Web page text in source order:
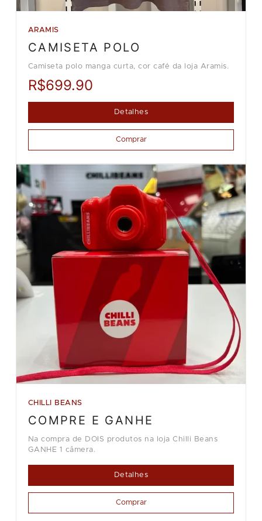
ARAMIS
CAMISETA POLO
Camiseta polo manga curta, cor café da loja Aramis.
R$699.90
Detalhes
Comprar
CHILLI BEANS
COMPRE E GANHE
Na compra de DOIS produtos na loja Chilli Beans
GANHE 1 câmera.
Detalhes
Comprar